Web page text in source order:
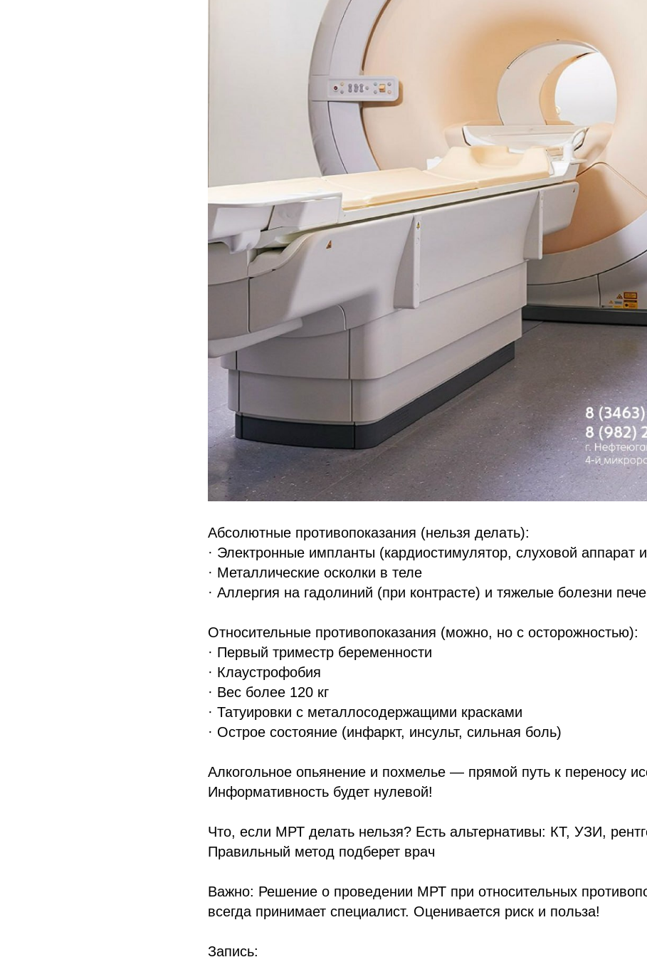
Абсолютные противопоказания (нельзя делать):
· Электронные импланты (кардиостимулятор, слуховой аппарат
· Металлические осколки в теле
· Аллергия на гадолиний (при контрасте) и тяжелые болезни
Относительные противопоказания (можно, но с осторожностью):
· Первый триместр беременности
· Клаустрофобия
· Вес более 120 кг
· Татуировки с металлосодержащими красками
· Острое состояние (инфаркт, инсульт, сильная боль)
Алкогольное опьянение и похмелье — прямой путь к переносу
Информативность будет нулевой!
Что, если МРТ делать нельзя? Есть альтернативы: КТ, УЗИ,
Правильный метод подберет врач
Важно: Решение о проведении МРТ при относительных
всегда принимает специалист. Оценивается риск и польза!
Запись: